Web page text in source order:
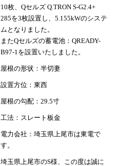
10枚、Qセルズ Q.TRON S-G2.4+
285を3枚設置し、5.155kWのシステ
ムとなりました。
またQセルズの蓄電池：QREADY-
B97-1を設置いたしました。
屋根の形状：半切妻
設置方位：東西
屋根の勾配：29.5寸
工法：スレート板金
電力会社：埼玉県上尾市は東電で
す。
埼玉県上尾市のS様、この度は誠に